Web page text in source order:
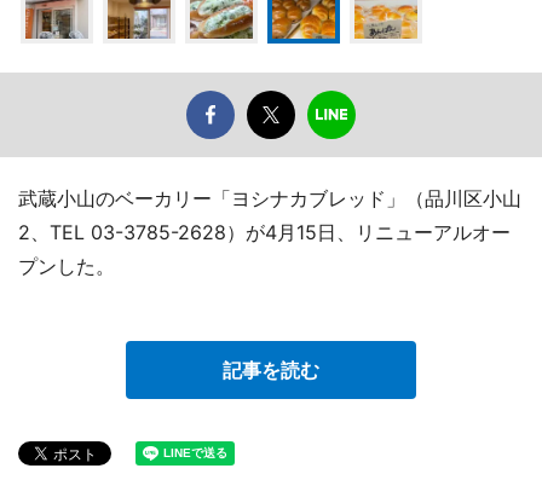
武蔵小山のベーカリー「ヨシナカブレッド」（品川区小山
2、TEL 03-3785-2628）が4月15日、リニューアルオー
プンした。
記事を読む